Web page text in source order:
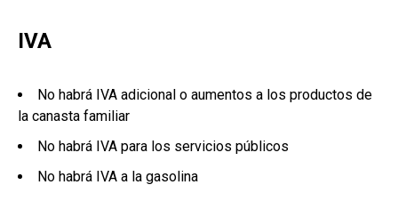
IVA
No habrá IVA adicional o aumentos a los productos de
la canasta familiar
No habrá IVA para los servicios públicos
No habrá IVA a la gasolina